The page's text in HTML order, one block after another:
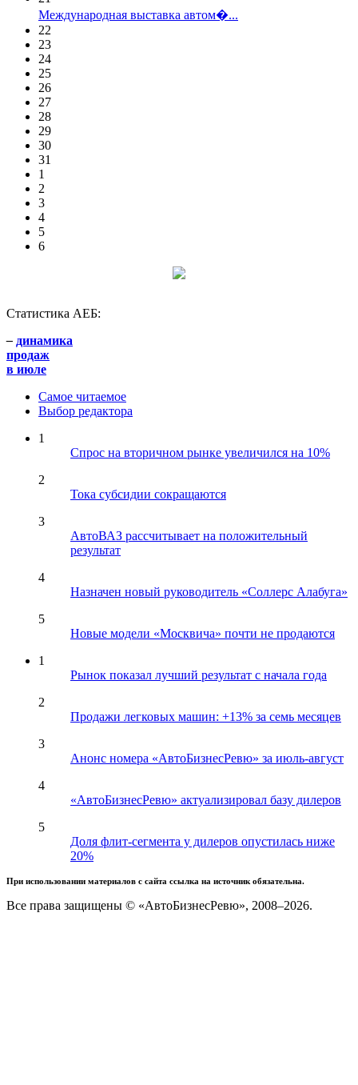
Международная выставка автом�...
22
23
24
25
26
27
28
29
30
31
1
2
3
4
5
6
Статистика АЕБ:
– динамика
продаж
в июле
Самое читаемое
Выбор редактора
1
Спрос на вторичном рынке увеличился на 10%
2
Тока субсидии сокращаются
3
АвтоВАЗ рассчитывает на положительный
результат
4
Назначен новый руководитель «Соллерс Алабуга»
5
Новые модели «Москвича» почти не продаются
1
Рынок показал лучший результат с начала года
2
Продажи легковых машин: +13% за семь месяцев
3
Анонс номера «АвтоБизнесРевю» за июль-август
4
«АвтоБизнесРевю» актуализировал базу дилеров
5
Доля флит-сегмента у дилеров опустилась ниже
20%
При использовании материалов с сайта ссылка на источник обязательна.
Все права защищены © «АвтоБизнесРевю», 2008–2026.